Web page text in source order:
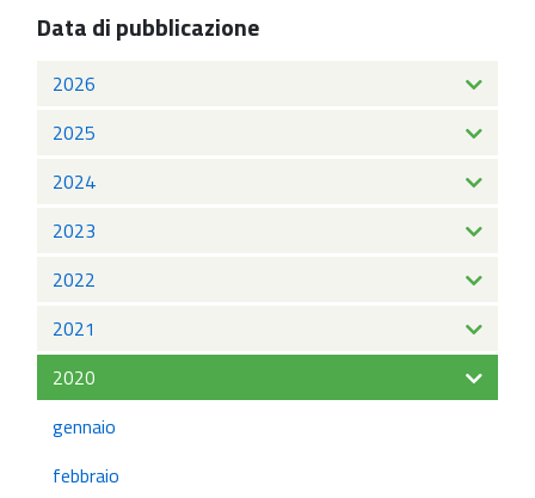
Data di pubblicazione
2026
2025
2024
2023
2022
2021
2020
gennaio
febbraio